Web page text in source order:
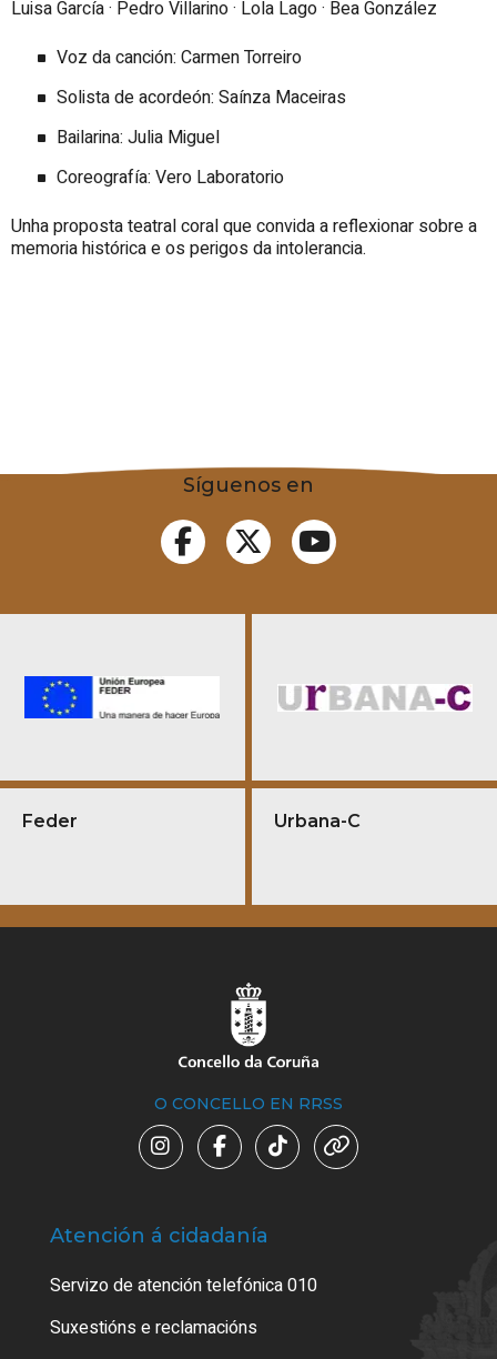
Luisa García · Pedro Villarino · Lola Lago · Bea González
Voz da canción: Carmen Torreiro
Solista de acordeón: Saínza Maceiras
Bailarina: Julia Miguel
Coreografía: Vero Laboratorio
Unha proposta teatral coral que convida a reflexionar sobre a
memoria histórica e os perigos da intolerancia.
Síguenos en
Feder Urbana-C
O CONCELLO EN RRSS
Atención á cidadanía
Servizo de atención telefónica 010
Suxestións e reclamacións